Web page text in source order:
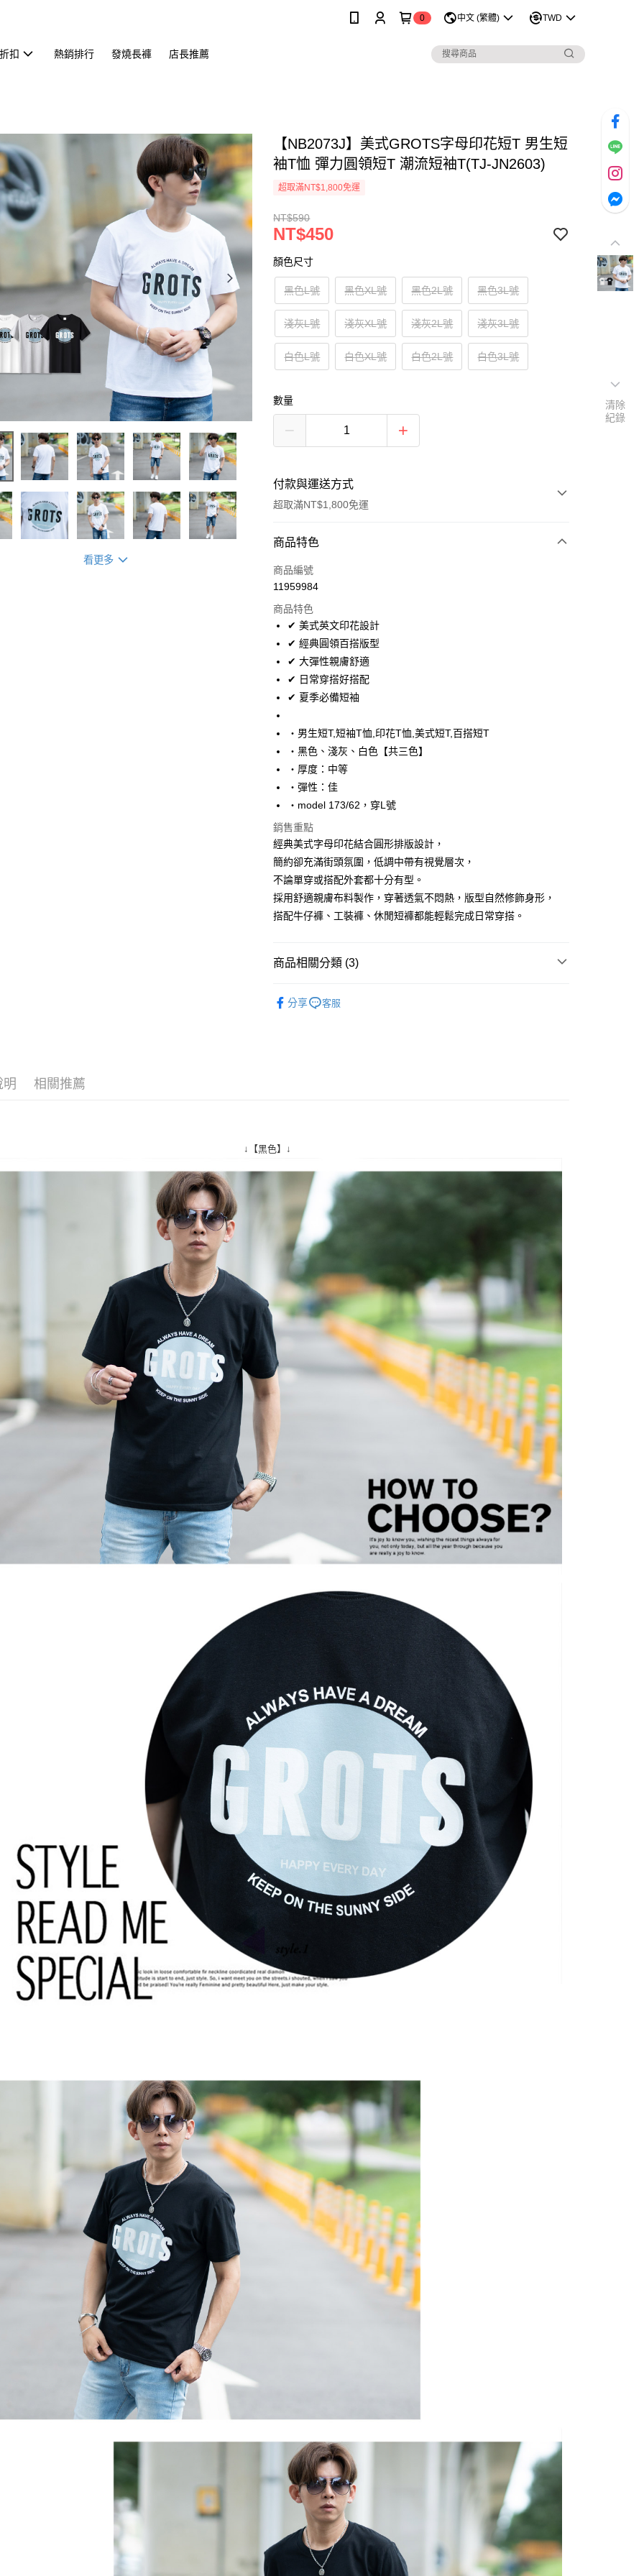
0 中文 (繁體) TWD
扣 熱銷排行 發燒長褲 店長推薦
看更多
【NB2073J】美式GROTS字母印花短T 男生短
袖T恤 彈力圓領短T 潮流短袖T(TJ-JN2603)
超取滿NT$1,800免運
NT$590
NT$450
顏色尺寸
黑色L號 黑色XL號 黑色2L號 黑色3L號
淺灰L號 淺灰XL號 淺灰2L號 淺灰3L號
白色L號 白色XL號 白色2L號 白色3L號
數量
付款與運送方式
超取滿NT$1,800免運
付款方式
信用卡一次付款
LINE Pay
Apple Pay
街口支付
悠遊付
Google Pay
AFTEE先享後付
相關說明
【關於「AFTEE先享後付」】
AFTEE先享後付是「在收到商品之後才付款」的支付方式。 讓您購物簡單
便利好安心！
１．簡單：不需註冊會員、不需綁卡、不需儲值。
２．便利：只要手機號碼，簡訊認證，即可結帳。
３．安心：先確認商品／服務後，再付款。
【「AFTEE先享後付」結帳流程】
付」結帳頁面，進行簡訊認證並確認金額後，即可完成結帳。
２．訂單成立數日內，您將收到繳費通知簡訊。
絡購買商品的店家。未經商家同意取消之訂單仍視為有效，需透過AFTEE
是否繳費成功／繳費後需取消欲退款等相關疑問，請聯繫「AFTEE先享後
任。
即時審查核予不同之上限額度；若仍有額度不足之情形，本公司將視審查
結果請求用戶進行身份認證。
５．嚴禁一人註冊多個帳號或使用他人資訊註冊。若發現惡意使用之情
形，恩沛科技股份有限公司將有權停止該用戶之使用額度並採取法律行
ATM付款
運送方式
全家付款取貨
每筆NT$80，滿NT$1,800(含以上)免運費
先付款後全家取貨
7-11付款取貨
先付款後7-11取貨
商品特色
商品編號
11959984
商品特色
✔ 美式英文印花設計
✔ 經典圓領百搭版型
✔ 大彈性親膚舒適
✔ 日常穿搭好搭配
✔ 夏季必備短袖
‧男生短T,短袖T恤,印花T恤,美式短T,百搭短T
‧黑色、淺灰、白色【共三色】
‧厚度：中等
‧彈性：佳
‧model 173/62，穿L號
銷售重點
經典美式字母印花結合圓形排版設計，
簡約卻充滿街頭氛圍，低調中帶有視覺層次，
不論單穿或搭配外套都十分有型。
採用舒適親膚布料製作，穿著透氣不悶熱，版型自然修飾身形，
搭配牛仔褲、工裝褲、休閒短褲都能輕鬆完成日常穿搭。
商品相關分類 (3)
分享 客服
明 相關推薦
↓【黑色】↓
清除
紀錄